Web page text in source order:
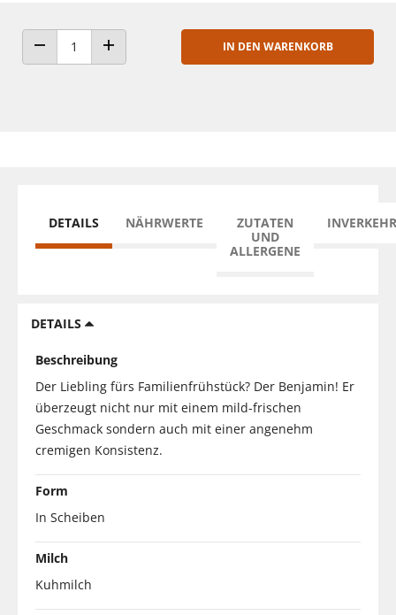
ANZAHL VERRINGERNANZAHL ERHÖHEN
IN DEN WARENKORB
DETAILS NÄHRWERTE
ZUTATEN
UND
ALLERGENE
DETAILS
Beschreibung
Der Liebling fürs Familienfrühstück? Der Benjamin! Er
überzeugt nicht nur mit einem mild-frischen
Geschmack sondern auch mit einer angenehm
cremigen Konsistenz.
Form
In Scheiben
Milch
Kuhmilch